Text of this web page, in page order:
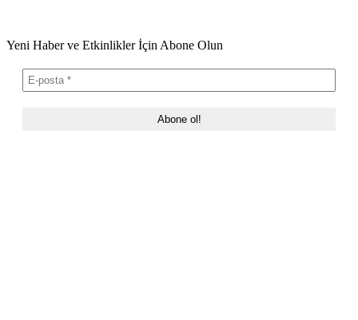
Yeni Haber ve Etkinlikler İçin Abone Olun